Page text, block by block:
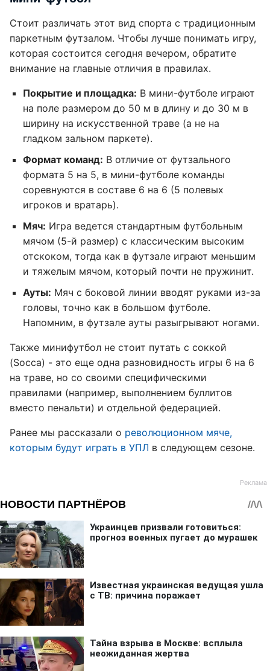
Стоит различать этот вид спорта с традиционным
паркетным футзалом. Чтобы лучше понимать игру,
которая состоится сегодня вечером, обратите
внимание на главные отличия в правилах.
Покрытие и площадка: В мини-футболе играют
на поле размером до 50 м в длину и до 30 м в
ширину на искусственной траве (а не на
гладком зальном паркете).
Формат команд: В отличие от футзального
формата 5 на 5, в мини-футболе команды
соревнуются в составе 6 на 6 (5 полевых
игроков и вратарь).
Мяч: Игра ведется стандартным футбольным
мячом (5-й размер) с классическим высоким
отскоком, тогда как в футзале играют меньшим
и тяжелым мячом, который почти не пружинит.
Ауты: Мяч с боковой линии вводят руками из-за
головы, точно как в большом футболе.
Напомним, в футзале ауты разыгрывают ногами.
Также минифутбол не стоит путать с соккой
(Socca) - это еще одна разновидность игры 6 на 6
на траве, но со своими специфическими
правилами (например, выполнением буллитов
вместо пенальти) и отдельной федерацией.
Ранее мы рассказали о революционном мяче,
которым будут играть в УПЛ в следующем сезоне.